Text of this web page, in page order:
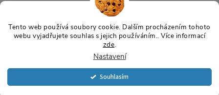
Tento web používá soubory cookie. Dalším procházením tohoto
webu vyjadřujete souhlas s jejich používáním.. Více informací
zde.
Nastavení
Souhlasím
Vytvořil Shoptet
. Všechna práva vyhrazena.
nastavení cookies